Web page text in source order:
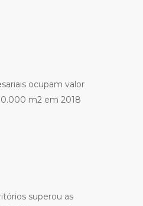
ocupam valor
m2 em 2018
superou as